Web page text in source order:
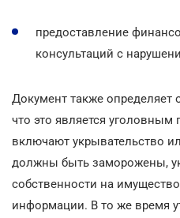
предоставление
консультаций с
Документ также определяет
что это является
включают укрывательство
должны быть заморожены,
собственности на
информации. В то же время